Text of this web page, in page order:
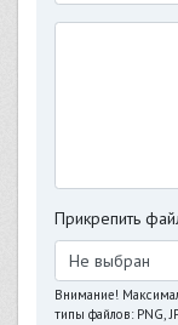
Прикрепить
Не выбран
Внимание!
типы файлов: PNG,